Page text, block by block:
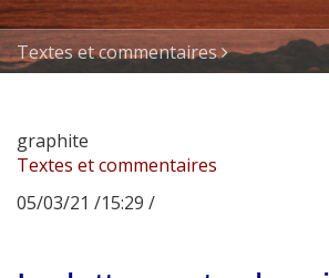
Textes et commentaires
graphite
Textes et commentaires
05/03/21 /15:29 /